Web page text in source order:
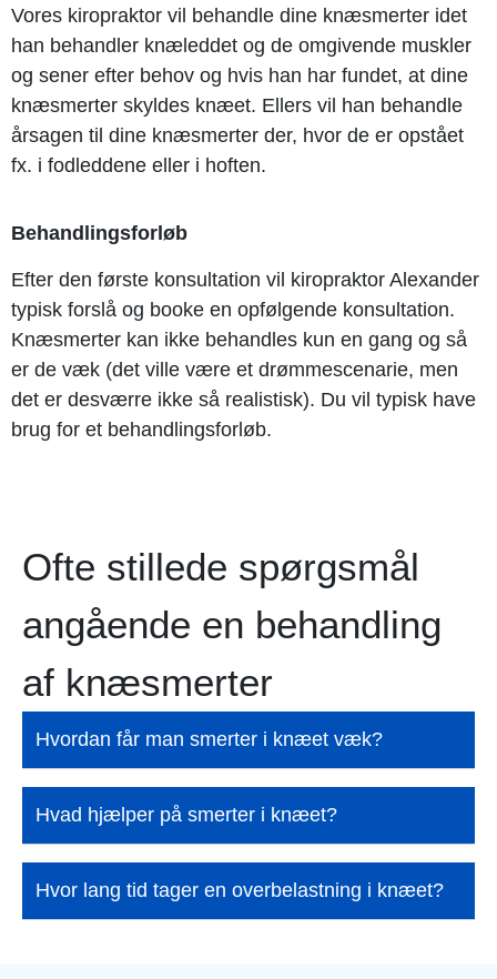
Vores kiropraktor vil behandle dine knæsmerter idet
han behandler knæleddet og de omgivende muskler
og sener efter behov og hvis han har fundet, at dine
knæsmerter skyldes knæet. Ellers vil han behandle
årsagen til dine knæsmerter der, hvor de er opstået
fx. i fodleddene eller i hoften.
Behandlingsforløb
Efter den første konsultation vil kiropraktor Alexander
typisk forslå og booke en opfølgende konsultation.
Knæsmerter kan ikke behandles kun en gang og så
er de væk (det ville være et drømmescenarie, men
det er desværre ikke så realistisk). Du vil typisk have
brug for et behandlingsforløb.
Ofte stillede spørgsmål
angående en behandling
af knæsmerter
Hvordan får man smerter i knæet væk?
Hvad hjælper på smerter i knæet?
Hvor lang tid tager en overbelastning i knæet?